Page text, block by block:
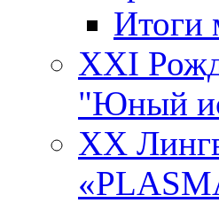
Итоги
XXI
"Юный
XX